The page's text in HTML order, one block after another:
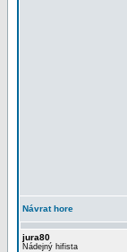
Návrat hore
jura80
Nádejný hifista